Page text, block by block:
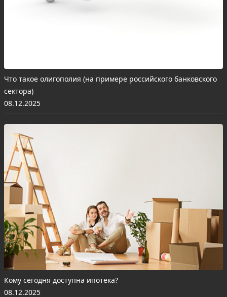
Что такое олигополия (на примере российского банковского
сектора)
08.12.2025
Кому сегодня доступна ипотека?
08.12.2025